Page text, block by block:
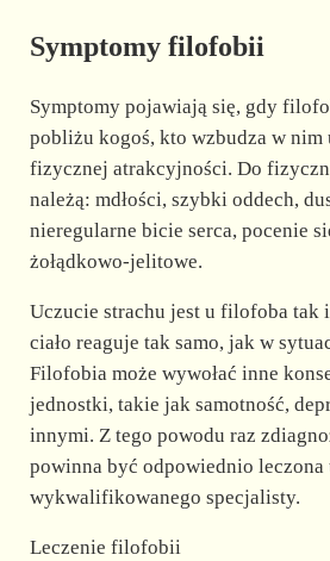
Symptomy filofobii
Symptomy pojawiają się, gdy
pobliżu kogoś, kto wzbudza w nim
fizycznej atrakcyjności. Do
należą: mdłości, szybki oddech,
nieregularne bicie serca, pocenie
żołądkowo-jelitowe.
Uczucie strachu jest u filofoba tak
ciało reaguje tak samo, jak w
Filofobia może wywołać inne
jednostki, takie jak samotność,
innymi. Z tego powodu raz
powinna być odpowiednio leczona
wykwalifikowanego specjalisty.
Leczenie filofobii